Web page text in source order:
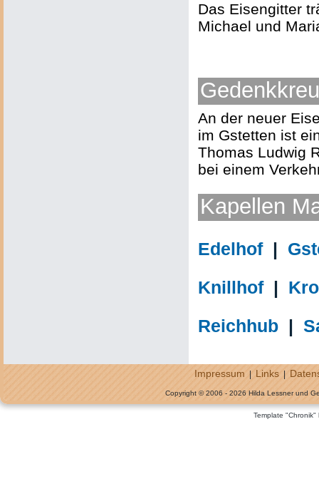
Das Eisengitter
Michael und
An der neuer
im Gstetten ist
Thomas Ludwig
bei einem
Kapellen
Edelhof|
Knillhof|
Reichhub
Impressum|Links|
Copyright © 2006 - 2026 Hilda Lessner und
Template